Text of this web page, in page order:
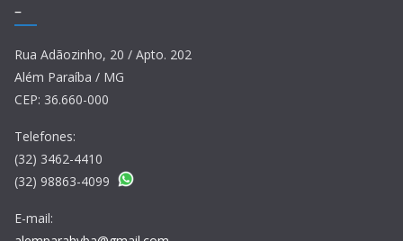
–
Rua Adãozinho, 20 / Apto. 202
Além Paraíba / MG
CEP: 36.660-000
Telefones:
(32) 3462-4410
(32) 98863-4099
E-mail: